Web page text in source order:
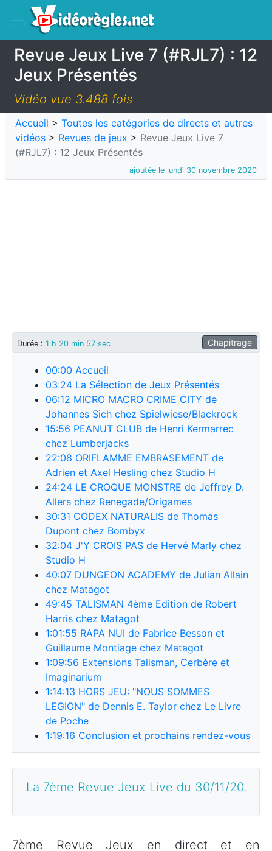
Revue Jeux Live 7 (#RJL7) : 12
Jeux Présentés
Vidéo vue 3.488 fois
Accueil > Toutes les catégories de directs et autres
vidéos > Revues de jeux > Revue Jeux Live 7
(#RJL7) : 12 Jeux Présentés
ajoutée le lundi 30 novembre 2020
Durée : 1 h 20 min 57 sec Chapitrage
00:00 Accueil
03:24 La Sélection de Jeux Présentés
06:12 MICRO MACRO CRIME CITY de
Johannes Sich chez Spielwiese/Blackrock
15:56 PEANUT CLUB de Henri Kermarrec
chez Lumberjacks
22:08 ORIFLAMME EMBRASEMENT de
Adrien et Axel Hesling chez Studio H
24:24 LE CROQUE MONSTRE de Jeffrey D.
Allers chez Renegade/Origames
30:31 CODEX NATURALIS de Thomas
Dupont chez Bombyx
32:04 J'Y CROIS PAS de Hervé Marly chez
Studio H
40:07 DUNGEON ACADEMY de Julian Allain
chez Matagot
49:45 TALISMAN 4ème Edition de Robert
Harris chez Matagot
1:01:55 RAPA NUI de Fabrice Besson et
Guillaume Montiage chez Matagot
1:09:56 Extensions Talisman, Cerbère et
Imaginarium
1:14:13 HORS JEU: "NOUS SOMMES
LEGION" de Dennis E. Taylor chez Le Livre
de Poche
1:19:16 Conclusion et prochains rendez-vous
La 7ème Revue Jeux Live du 30/11/20.
7ème Revue Jeux en direct et en